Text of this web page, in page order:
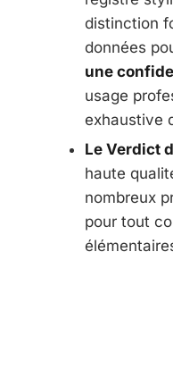
distinction
données
une
usage
exhaustive
Le Verdict
haute
nombreux
pour tout